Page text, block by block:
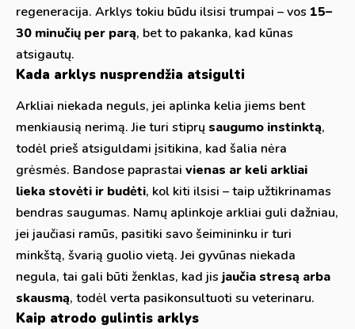
regeneracija. Arklys tokiu būdu ilsisi trumpai – vos 15–
30 minučių per parą, bet to pakanka, kad kūnas
atsigautų.
Kada arklys nusprendžia atsigulti
Arkliai niekada neguls, jei aplinka kelia jiems bent
menkiausią nerimą. Jie turi stiprų saugumo instinktą,
todėl prieš atsiguldami įsitikina, kad šalia nėra
grėsmės. Bandose paprastai vienas ar keli arkliai
lieka stovėti ir budėti, kol kiti ilsisi – taip užtikrinamas
bendras saugumas. Namų aplinkoje arkliai guli dažniau,
jei jaučiasi ramūs, pasitiki savo šeimininku ir turi
minkštą, švarią guolio vietą. Jei gyvūnas niekada
negula, tai gali būti ženklas, kad jis jaučia stresą arba
skausmą, todėl verta pasikonsultuoti su veterinaru.
Kaip atrodo gulintis arklys